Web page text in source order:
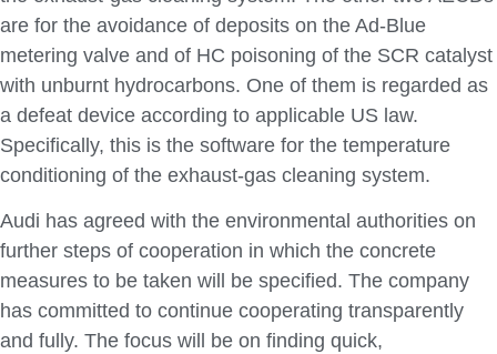
are for the avoidance of deposits on the Ad-Blue
metering valve and of HC poisoning of the SCR catalyst
with unburnt hydrocarbons. One of them is regarded as
a defeat device according to applicable US law.
Specifically, this is the software for the temperature
conditioning of the exhaust-gas cleaning system.
Audi has agreed with the environmental authorities on
further steps of cooperation in which the concrete
measures to be taken will be specified. The company
has committed to continue cooperating transparently
and fully. The focus will be on finding quick,